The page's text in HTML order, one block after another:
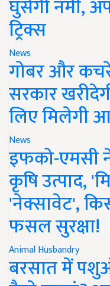
घुसेगी नमी,
ट्रिक्स
News
गोबर और
सरकार
लिए मिलेगी
News
इफको-एमसी
कृषि उत्पाद,
'नेक्सावेट',
फसल सुरक्षा!
Animal Husbandry
बरसात में